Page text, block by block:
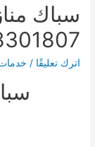
سباك
اترك تعليقًا /